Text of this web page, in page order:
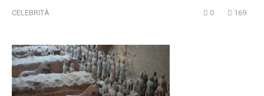
CELEBRITÀ 0 169